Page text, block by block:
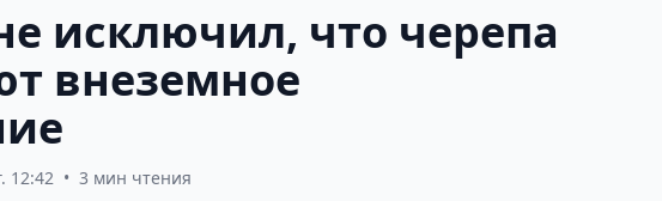
исключил, что черепа
внеземное
12:42 • 3 мин чтения